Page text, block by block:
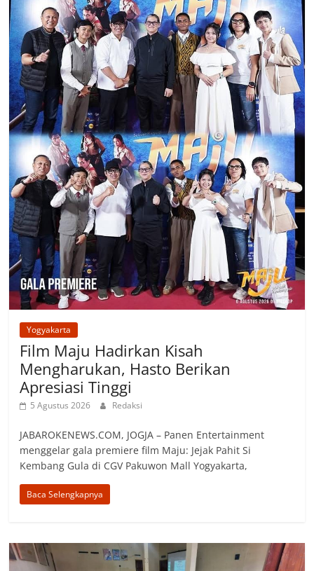
Yogyakarta
Film Maju Hadirkan Kisah
Mengharukan, Hasto Berikan
Apresiasi Tinggi
5 Agustus 2026 Redaksi
JABAROKENEWS.COM, ‎JOGJA – Panen Entertainment
menggelar gala premiere film Maju: Jejak Pahit Si
Kembang Gula di CGV Pakuwon Mall Yogyakarta,
Baca Selengkapnya